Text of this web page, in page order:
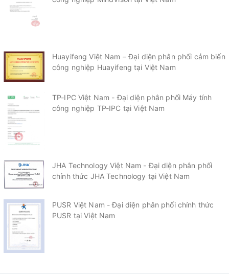
Huayifeng Việt Nam – Đại diện phân phối cảm biến
công nghiệp Huayifeng tại Việt Nam
TP-IPC Việt Nam - Đại diện phân phối Máy tính
công nghiệp TP-IPC tại Việt Nam
JHA Technology Việt Nam - Đại diện phân phối
chính thức JHA Technology tại Việt Nam
PUSR Việt Nam - Đại diện phân phối chính thức
PUSR tại Việt Nam